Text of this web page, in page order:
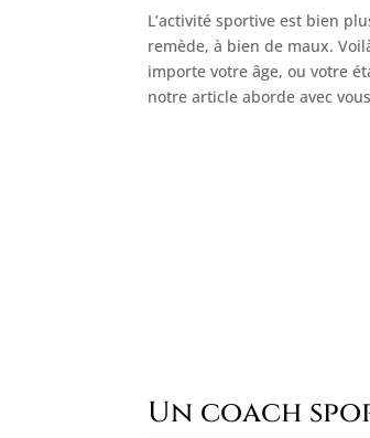
L’activité sportive est bien
remède, à bien de maux.
importe votre âge, ou votre
notre article aborde avec
Un coach